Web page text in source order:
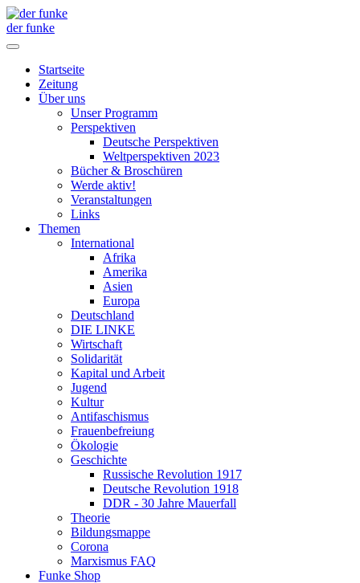
der funke
Startseite
Zeitung
Über uns
Unser Programm
Perspektiven
Deutsche Perspektiven
Weltperspektiven 2023
Bücher & Broschüren
Werde aktiv!
Veranstaltungen
Links
Themen
International
Afrika
Amerika
Asien
Europa
Deutschland
DIE LINKE
Wirtschaft
Solidarität
Kapital und Arbeit
Jugend
Kultur
Antifaschismus
Frauenbefreiung
Ökologie
Geschichte
Russische Revolution 1917
Deutsche Revolution 1918
DDR - 30 Jahre Mauerfall
Theorie
Bildungsmappe
Corona
Marxismus FAQ
Funke Shop